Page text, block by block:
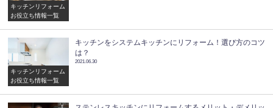
キッチンリフォーム
お役立ち情報一覧
キッチンリフォーム
お役立ち情報一覧
キッチンをシステムキッチンにリフォーム！選び方のコツ
は？
2021.06.30